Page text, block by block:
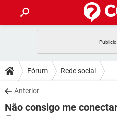
CELULAR
OUTLOOK
INSTAGRAM
DICAS
JOGOS
DOWNLOADS
JOGOS
Fórum Rede social
Anterior
Não consigo me